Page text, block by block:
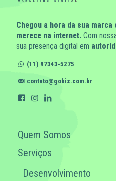
Chegou a hora da sua
merece na internet. Com
sua presença digital em
(11) 97343-5275
contato@gobiz.com.br
Quem Somos
Serviços
Desenvolvimento